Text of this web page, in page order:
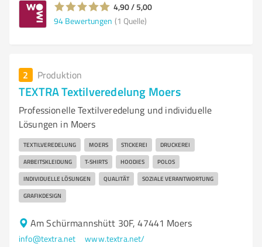
4,90 / 5,00
94 Bewertungen (1 Quelle)
2 Produktion
TEXTRA Textilveredelung Moers
Professionelle Textilveredelung und individuelle
Lösungen in Moers
TEXTILVEREDELUNG MOERS STICKEREI DRUCKEREI
ARBEITSKLEIDUNG T-SHIRTS HOODIES POLOS
INDIVIDUELLE LÖSUNGEN QUALITÄT SOZIALE VERANTWORTUNG
GRAFIKDESIGN
Am Schürmannshütt 30F, 47441 Moers
info@textra.net www.textra.net/